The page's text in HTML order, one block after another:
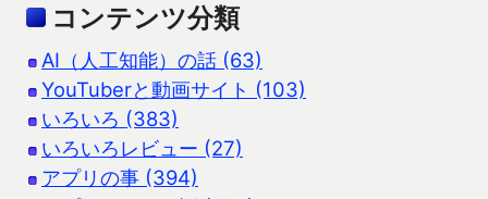
コンテンツ分類
AI（人工知能）の話 (63)
YouTuberと動画サイト (103)
いろいろ (383)
いろいろレビュー (27)
アプリの事 (394)